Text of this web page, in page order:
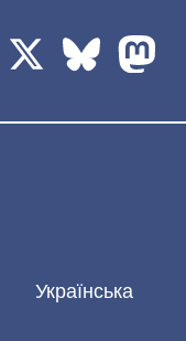
Українська